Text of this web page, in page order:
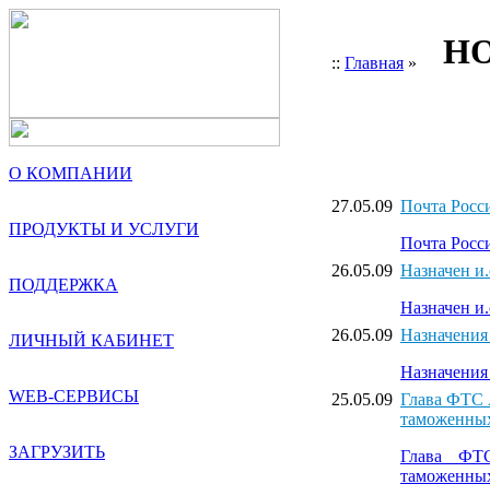
:: Главная »
О КОМПАНИИ
ПРОДУКТЫ И УСЛУГИ
ПОДДЕРЖКА
ЛИЧНЫЙ КАБИНЕТ
WEB-СЕРВИСЫ
ЗАГРУЗИТЬ
27.05.09 Почта
Почта
26.05.09 Назначен
Назначен
26.05.09
25.05.09 Глава ФТС
Глава